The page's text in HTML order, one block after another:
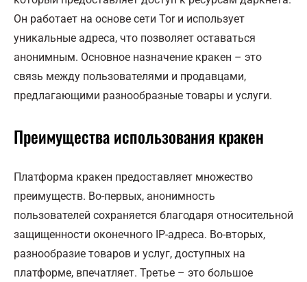
Он работает на основе сети Tor и использует
уникальные адреса, что позволяет оставаться
анонимным. Основное назначение кракен – это
связь между пользователями и продавцами,
предлагающими разнообразные товары и услуги.
Преимущества использования кракен
Платформа кракен предоставляет множество
преимуществ. Во-первых, анонимность
пользователей сохраняется благодаря относительной
защищенности оконечного IP-адреса. Во-вторых,
разнообразие товаров и услуг, доступных на
платформе, впечатляет. Третье – это большое